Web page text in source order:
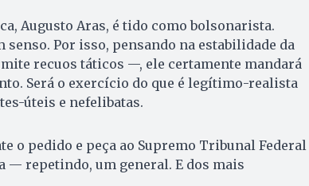
Augusto Aras, é tido como bolsonarista.
senso. Por isso, pensando na estabilidade da
recuos táticos —, ele certamente mandará
Será o exercício do que é legítimo-realista
úteis e nefelibatas.
o pedido e peça ao Supremo Tribunal Federal
— repetindo, um general. E dos mais